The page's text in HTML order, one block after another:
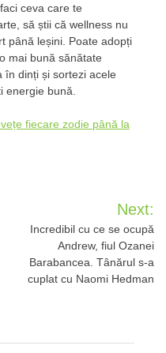
ceva care te
să știi că wellness nu
până leșini. Poate adopți
mai bună sănătate
în dinți și sortezi acele
energie bună.
fiecare zodie până la
Next:
Incredibil cu ce se ocupă
Andrew, fiul Ozanei
Barabancea. Tânărul s-a
cuplat cu Naomi Hedman